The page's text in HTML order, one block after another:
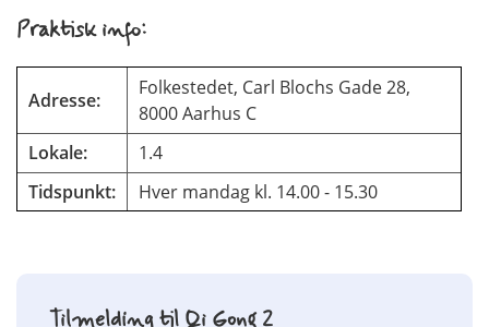
Praktisk info:
Adresse:
Folkestedet, Carl Blochs Gade 28,
8000 Aarhus C
Lokale:
1.4
Tidspunkt:
Hver mandag kl. 14.00 - 15.30
Tilmelding til Qi Gong 2